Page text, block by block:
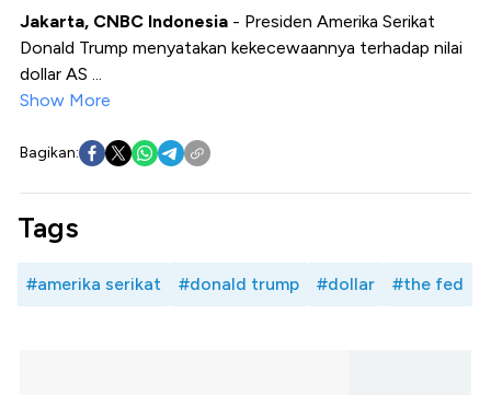
Jakarta, CNBC Indonesia - Presiden Amerika Serikat
Donald Trump menyatakan kekecewaannya terhadap nilai
dollar AS ...
Show More
Bagikan:
Tags
#amerika serikat #donald trump #dollar #the fed